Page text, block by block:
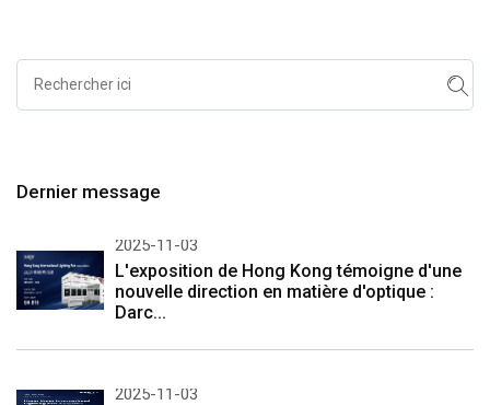
Dernier message
2025-11-03
L'exposition de Hong Kong témoigne d'une
nouvelle direction en matière d'optique :
Darc...
2025-11-03